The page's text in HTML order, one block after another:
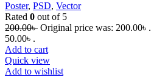
Poster, PSD, Vector
Rated 0 out of 5
200.00৳ Original price was: 200.00৳ .
50.00৳ .
Add to cart
Quick view
Add to wishlist